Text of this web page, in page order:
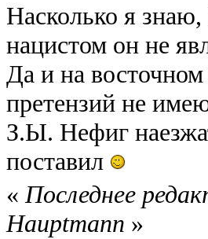
Насколько я
нацистом он не
Да и на
претензий не
З.Ы. Нефиг
поставил
« Последнее
Hauptmann »